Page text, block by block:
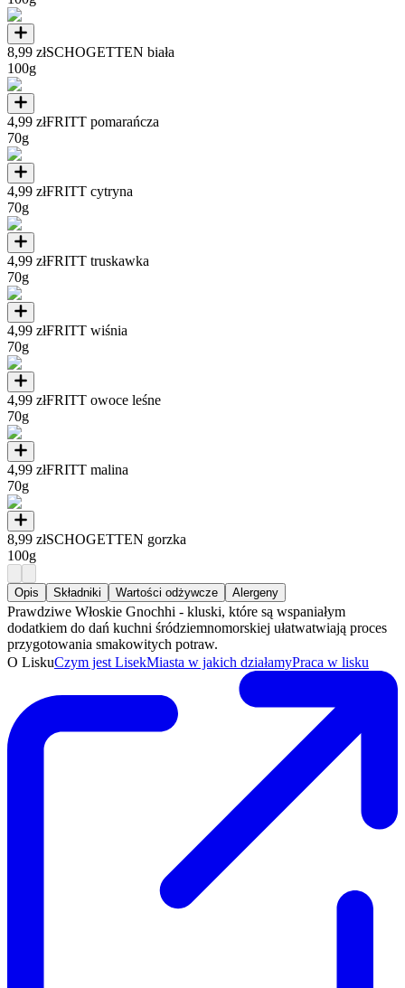
8,99 złSCHOGETTEN biała
100g
4,99 złFRITT pomarańcza
70g
4,99 złFRITT cytryna
70g
4,99 złFRITT truskawka
70g
4,99 złFRITT wiśnia
70g
4,99 złFRITT owoce leśne
70g
4,99 złFRITT malina
70g
8,99 złSCHOGETTEN gorzka
100g
Opis Składniki Wartości odżywcze Alergeny
Prawdziwe Włoskie Gnochhi - kluski, które są wspaniałym
dodatkiem do dań kuchni śródziemnomorskiej ułatwatwiają proces
przygotowania smakowitych potraw.
O LiskuCzym jest LisekMiasta w jakich działamyPraca w lisku